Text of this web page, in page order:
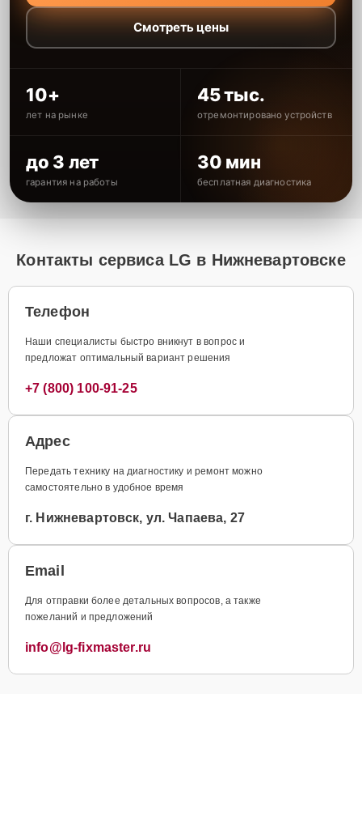
Смотреть цены
10+
лет на рынке
45 тыс.
отремонтировано устройств
до 3 лет
гарантия на работы
30 мин
бесплатная диагностика
Контакты сервиса LG в Нижневартовске
Телефон
Наши специалисты быстро вникнут в вопрос и
предложат оптимальный вариант решения
+7 (800) 100-91-25
Адрес
Передать технику на диагностику и ремонт можно
самостоятельно в удобное время
г. Нижневартовск, ул. Чапаева, 27
Email
Для отправки более детальных вопросов, а также
пожеланий и предложений
info@lg-fixmaster.ru